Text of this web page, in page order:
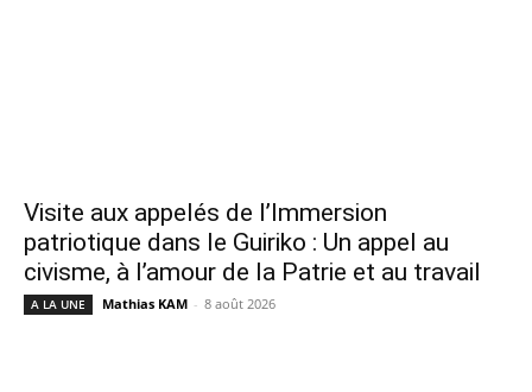
Visite aux appelés de l’Immersion
patriotique dans le Guiriko : Un appel au
civisme, à l’amour de la Patrie et au travail
A LA UNE Mathias KAM - 8 août 2026